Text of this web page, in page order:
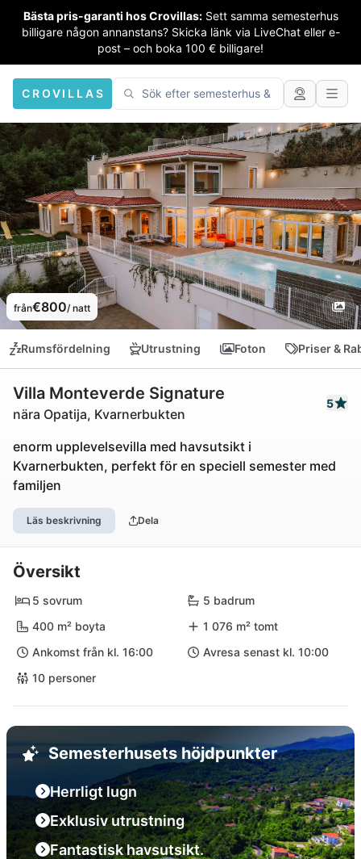
Bästa pris-garanti hos Crovillas: Sett samma semesterhus
billigare någon annanstans? Skicka länk via LiveChat eller e-
post – och boka 100 € billigare!
CROVILLAS
från€800/ natt
Rumsfördelning Utrustning Foton Priser &
Villa Monteverde Signature
nära Opatija, Kvarnerbukten
5
enorm upplevelsevilla med havsutsikt i
Kvarnerbukten, perfekt för en speciell semester med
familjen
Läs beskrivning Dela
Översikt
5 sovrum
5 badrum
400 m² boyta
1 076 m² tomt
Ankomst från kl. 16:00
Avresa senast kl. 10:00
10 personer
Semesterhusets höjdpunkter
Herrligt lugn
Exklusiv utrustning
Fantastisk havsutsikt.